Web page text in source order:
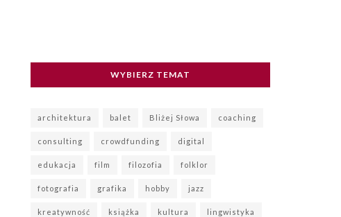
WYBIERZ TEMAT
architektura balet Bliżej Słowa coaching
consulting crowdfunding digital
edukacja film filozofia folklor
fotografia grafika hobby jazz
kreatywność książka kultura lingwistyka